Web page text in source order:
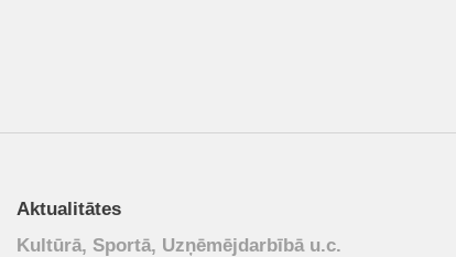
Aktualitātes
Kultūrā, Sportā, Uzņēmējdarbībā u.c.